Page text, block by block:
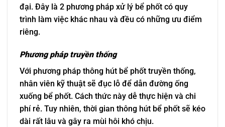
đại. Đây là 2 phương pháp xử lý bể phốt có quy
trình làm việc khác nhau và đều có những ưu điểm
riêng.
Phương pháp truyền thống
Với phương pháp thông hút bể phốt truyền thống,
nhân viên kỹ thuật sẽ đục lỗ để dẫn đường ống
xuống bể phốt. Cách thức này dễ thực hiện và chi
phí rẻ. Tuy nhiên, thời gian thông hút bể phốt sẽ kéo
dài rất lâu và gây ra mùi hôi khó chịu.